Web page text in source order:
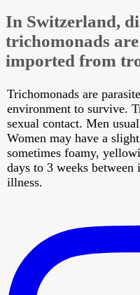
Zürich
In Switzerland,
trichomonads
imported from
Trichomonads are
environment to survive.
sexual contact. Men
Women may have a
sometimes foamy,
days to 3 weeks
illness.